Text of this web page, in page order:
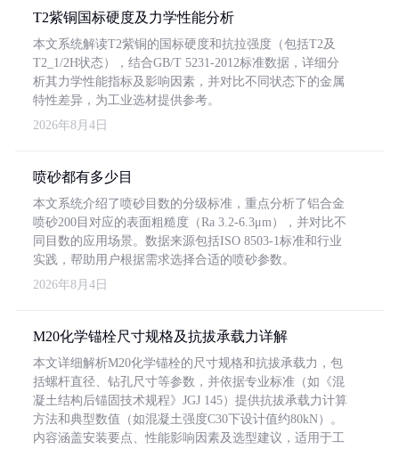
T2紫铜国标硬度及力学性能分析
本文系统解读T2紫铜的国标硬度和抗拉强度（包括T2及
T2_1/2H状态），结合GB/T 5231-2012标准数据，详细分
析其力学性能指标及影响因素，并对比不同状态下的金属
特性差异，为工业选材提供参考。
2026年8月4日
喷砂都有多少目
本文系统介绍了喷砂目数的分级标准，重点分析了铝合金
喷砂200目对应的表面粗糙度（Ra 3.2-6.3μm），并对比不
同目数的应用场景。数据来源包括ISO 8503-1标准和行业
实践，帮助用户根据需求选择合适的喷砂参数。
2026年8月4日
M20化学锚栓尺寸规格及抗拔承载力详解
本文详细解析M20化学锚栓的尺寸规格和抗拔承载力，包
括螺杆直径、钻孔尺寸等参数，并依据专业标准（如《混
凝土结构后锚固技术规程》JGJ 145）提供抗拔承载力计算
方法和典型数值（如混凝土强度C30下设计值约80kN）。
内容涵盖安装要点、性能影响因素及选型建议，适用于工